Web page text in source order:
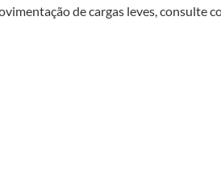
de cargas leves, consulte